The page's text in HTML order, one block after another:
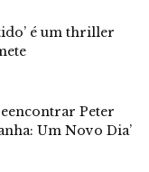
é um thriller
Peter
Um Novo Dia’